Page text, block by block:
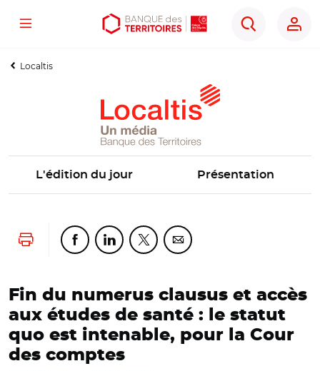
Aller
contenu
Aller
menu
Ouvrir
outils
Menu
Rechercher
Localtis
L'édition du jour Présentation
Lancer l'impressionPartager cette page sur Facebook
Partager cette page sur Linkedin
Partager cette page sur Twitter
Partager cette page sur
Fin du numerus clausus et accès
aux études de santé : le statut
quo est intenable, pour la Cour
des comptes